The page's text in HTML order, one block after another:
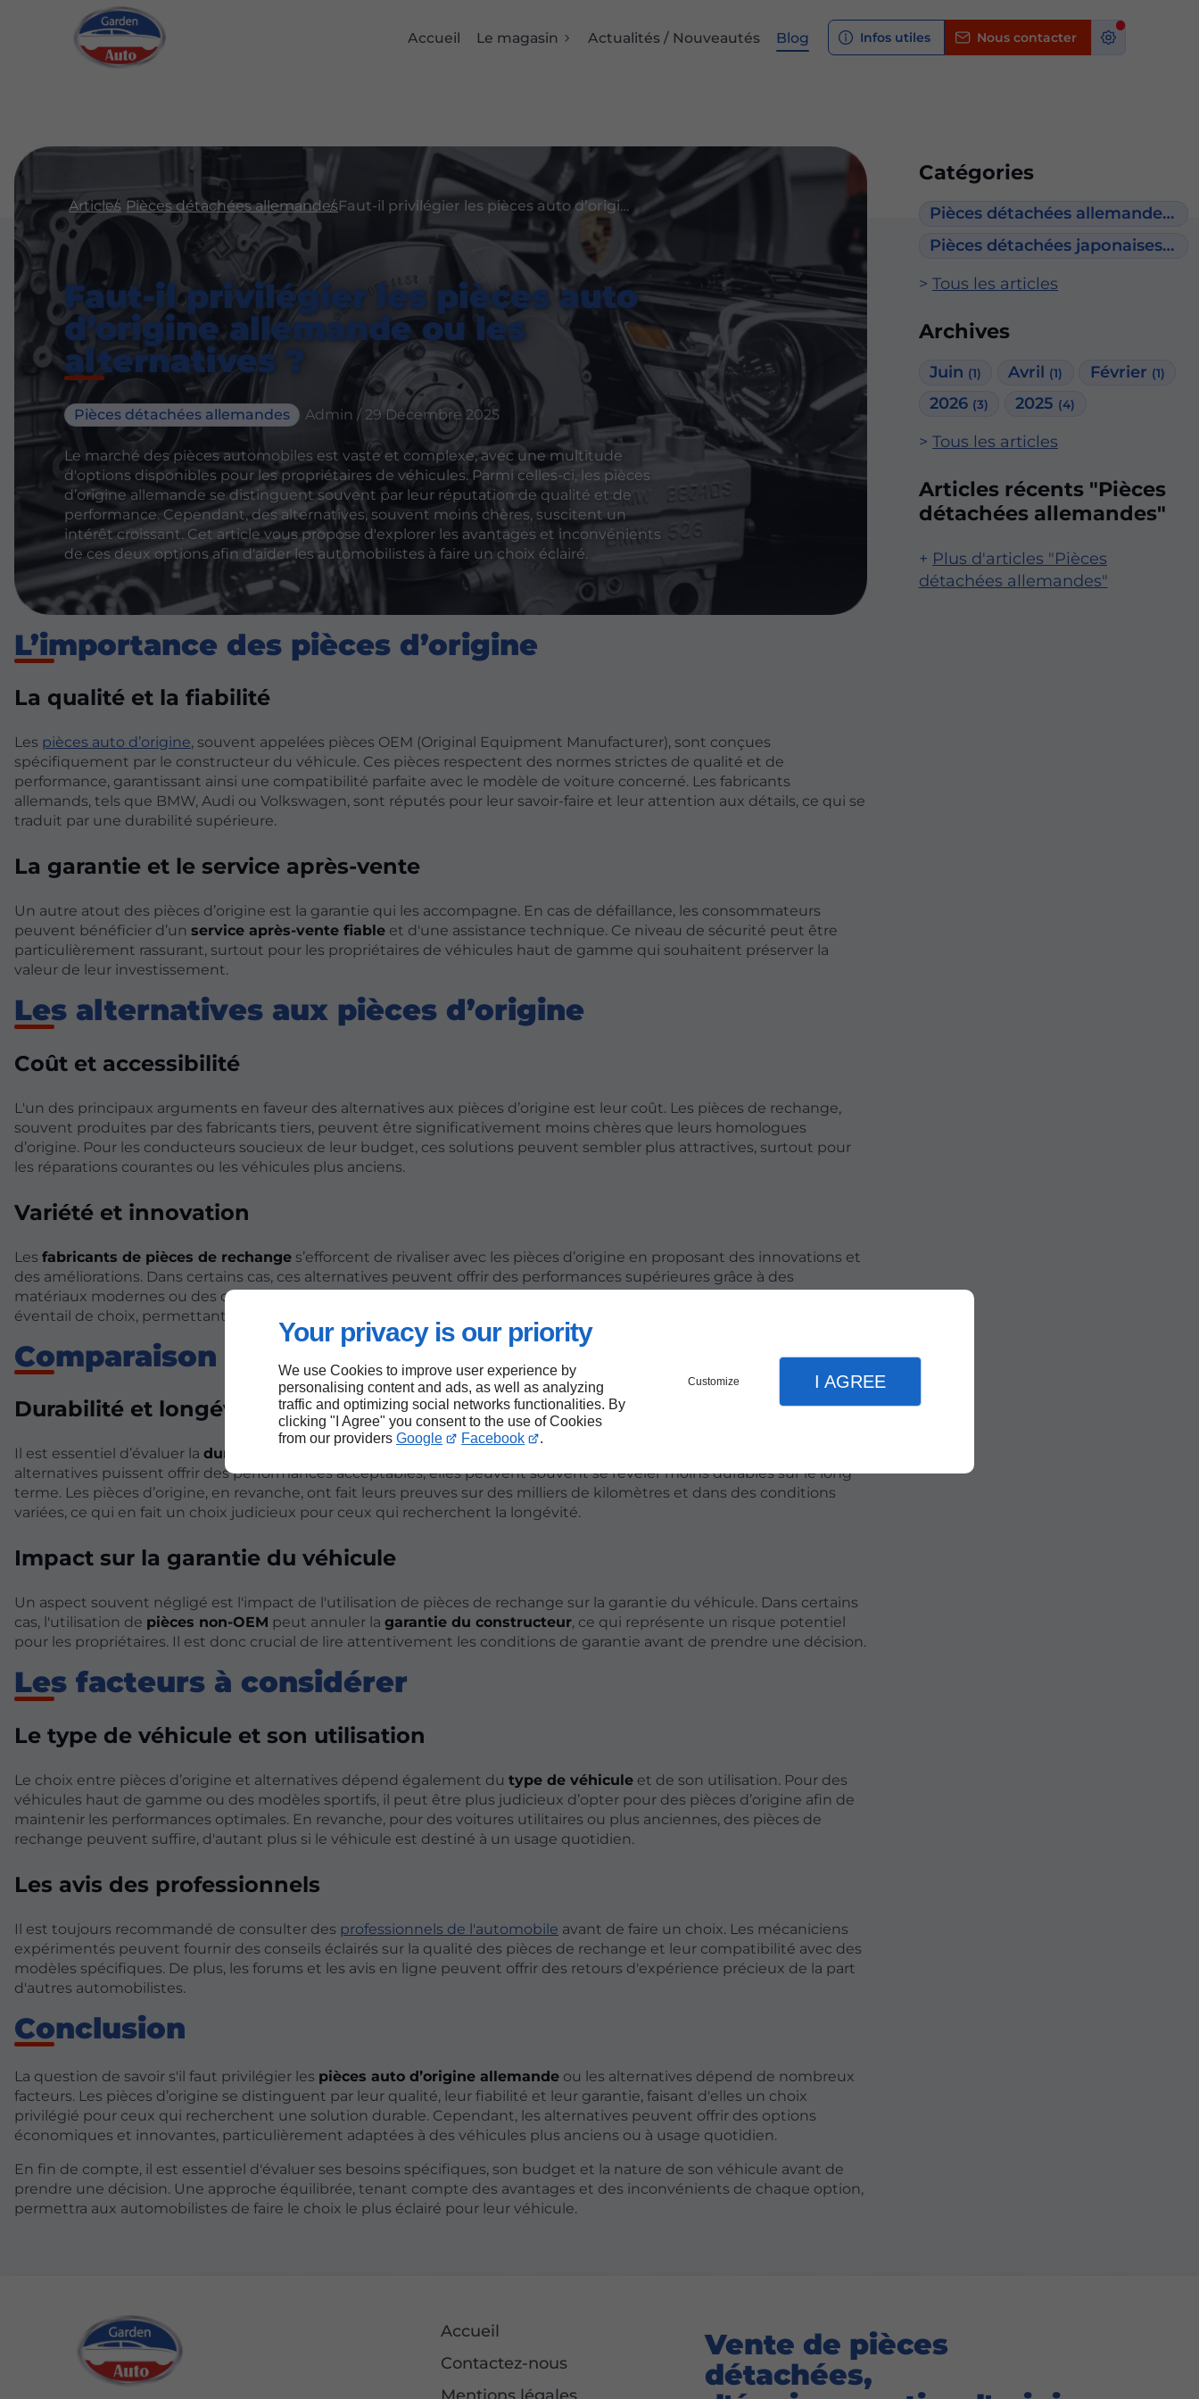
Your privacy is our priority
We use Cookies to improve user experience by
personalising content and ads, as well as analyzing
traffic and optimizing social networks functionalities. By
clicking "I Agree" you consent to the use of Cookies
from our providers Google Facebook .
Customize I AGREE
Accueil Le magasin Actualités / Nouveautés Blog Infos utiles Nous contacter
Catégories
Pièces détachées allemandes
Pièces détachées japonaises
(2)
Tous les articles
Archives
Juin (1) Avril (1) Février (1)
2026 (3) 2025 (4)
Tous les articles
Articles récents "Pièces
détachées allemandes"
Plus d'articles "Pièces
détachées allemandes"
Articles Pièces détachées allemandes Faut-il privilégier les pièces auto d’origine allemande ou les alternatives ?
Faut-il privilégier les pièces auto
d’origine allemande ou les
alternatives ?
Pièces détachées allemandes Admin / 29 Décembre 2025
Le marché des pièces automobiles est vaste et complexe, avec une multitude
d'options disponibles pour les propriétaires de véhicules. Parmi celles-ci, les pièces
d’origine allemande se distinguent souvent par leur réputation de qualité et de
performance. Cependant, des alternatives, souvent moins chères, suscitent un
intérêt croissant. Cet article vous propose d'explorer les avantages et inconvénients
de ces deux options afin d'aider les automobilistes à faire un choix éclairé.
L’importance des pièces d’origine
La qualité et la fiabilité
Les pièces auto d’origine, souvent appelées pièces OEM (Original Equipment Manufacturer), sont conçues
spécifiquement par le constructeur du véhicule. Ces pièces respectent des normes strictes de qualité et de
performance, garantissant ainsi une compatibilité parfaite avec le modèle de voiture concerné. Les fabricants
allemands, tels que BMW, Audi ou Volkswagen, sont réputés pour leur savoir-faire et leur attention aux détails, ce qui se
traduit par une durabilité supérieure.
La garantie et le service après-vente
Un autre atout des pièces d’origine est la garantie qui les accompagne. En cas de défaillance, les consommateurs
peuvent bénéficier d’un service après-vente fiable et d'une assistance technique. Ce niveau de sécurité peut être
particulièrement rassurant, surtout pour les propriétaires de véhicules haut de gamme qui souhaitent préserver la
valeur de leur investissement.
Les alternatives aux pièces d’origine
Coût et accessibilité
L'un des principaux arguments en faveur des alternatives aux pièces d’origine est leur coût. Les pièces de rechange,
souvent produites par des fabricants tiers, peuvent être significativement moins chères que leurs homologues
d’origine. Pour les conducteurs soucieux de leur budget, ces solutions peuvent sembler plus attractives, surtout pour
les réparations courantes ou les véhicules plus anciens.
Variété et innovation
Les fabricants de pièces de rechange s’efforcent de rivaliser avec les pièces d’origine en proposant des innovations et
des améliorations. Dans certains cas, ces alternatives peuvent offrir des performances supérieures grâce à des
matériaux modernes ou des conceptions améliorées. Les consommateurs peuvent également bénéficier d'un large
éventail de choix, permettant de personnaliser leur véhicule selon leurs préférences.
Comparaison des performances
Durabilité et longévité
Il est essentiel d’évaluer la durabilité des pièces de rechange
alternatives puissent offrir des performances acceptables, elles peuvent souvent se révéler moins durables sur le long
terme. Les pièces d’origine, en revanche, ont fait leurs preuves sur des milliers de kilomètres et dans des conditions
variées, ce qui en fait un choix judicieux pour ceux qui recherchent la longévité.
Impact sur la garantie du véhicule
Un aspect souvent négligé est l'impact de l'utilisation de pièces de rechange sur la garantie du véhicule. Dans certains
cas, l'utilisation de pièces non-OEM peut annuler la garantie du constructeur, ce qui représente un risque potentiel
pour les propriétaires. Il est donc crucial de lire attentivement les conditions de garantie avant de prendre une décision.
Les facteurs à considérer
Le type de véhicule et son utilisation
Le choix entre pièces d’origine et alternatives dépend également du type de véhicule et de son utilisation. Pour des
véhicules haut de gamme ou des modèles sportifs, il peut être plus judicieux d’opter pour des pièces d’origine afin de
maintenir les performances optimales. En revanche, pour des voitures utilitaires ou plus anciennes, des pièces de
rechange peuvent suffire, d'autant plus si le véhicule est destiné à un usage quotidien.
Les avis des professionnels
Il est toujours recommandé de consulter des professionnels de l'automobile avant de faire un choix. Les mécaniciens
expérimentés peuvent fournir des conseils éclairés sur la qualité des pièces de rechange et leur compatibilité avec des
modèles spécifiques. De plus, les forums et les avis en ligne peuvent offrir des retours d'expérience précieux de la part
d'autres automobilistes.
Conclusion
La question de savoir s'il faut privilégier les pièces auto d’origine allemande ou les alternatives dépend de nombreux
facteurs. Les pièces d’origine se distinguent par leur qualité, leur fiabilité et leur garantie, faisant d'elles un choix
privilégié pour ceux qui recherchent une solution durable. Cependant, les alternatives peuvent offrir des options
économiques et innovantes, particulièrement adaptées à des véhicules plus anciens ou à usage quotidien.
En fin de compte, il est essentiel d'évaluer ses besoins spécifiques, son budget et la nature de son véhicule avant de
prendre une décision. Une approche équilibrée, tenant compte des avantages et des inconvénients de chaque option,
permettra aux automobilistes de faire le choix le plus éclairé pour leur véhicule.
Accueil
Contactez-nous
Vente de pièces
détachées,